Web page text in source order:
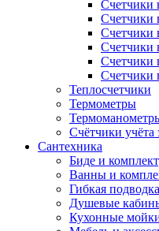
Счетчики
Теплосчетчики
Термометры
Счётчики учёта
Сантехника
Биде и
Ванны и
Гибкая подводка
Душевые
Кухонные